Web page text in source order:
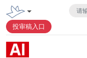
投审稿入口